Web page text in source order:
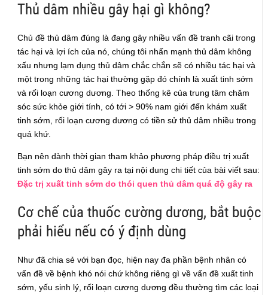
Thủ dâm nhiều gây hại gì không?
Chủ đề thủ dâm đúng là đang gây nhiều vấn đề tranh cãi trong
tác hại và lợi ích của nó, chúng tôi nhấn mạnh thủ dâm không
xấu nhưng lạm dụng thủ dâm chắc chắn sẽ có nhiều tác hại và
một trong những tác hại thường gặp đó chính là xuất tinh sớm
và rối loạn cương dương. Theo thống kê của trung tâm chăm
sóc sức khỏe giới tính, có tới > 90% nam giới đến khám xuất
tinh sớm, rối loạn cương dương có tiền sử thủ dâm nhiều trong
quá khứ.
Bạn nên dành thời gian tham khảo phương pháp điều trị xuất
tinh sớm do thủ dâm gây ra tại nội dung chi tiết của bài viết sau:
Đặc trị xuất tinh sớm do thói quen thủ dâm quá độ gây ra
Cơ chế của thuốc cường dương, bắt buộc
phải hiểu nếu có ý định dùng
Như đã chia sẻ với bạn đọc, hiện nay đa phần bệnh nhân có
vấn đề về bệnh khó nói chứ không riêng gì về vấn đề xuất tinh
sớm, yếu sinh lý, rối loạn cương dương đều thường tìm các loại